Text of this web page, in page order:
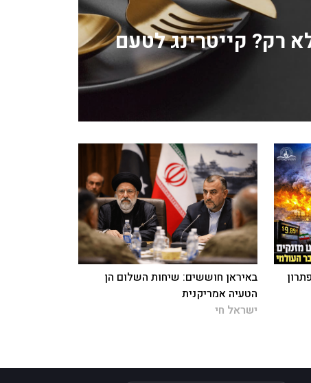
רק? קייטרינג לטעם
באיראן חוששים: שיחות השלום הן
הטעיה אמריקנית
ישראל חי